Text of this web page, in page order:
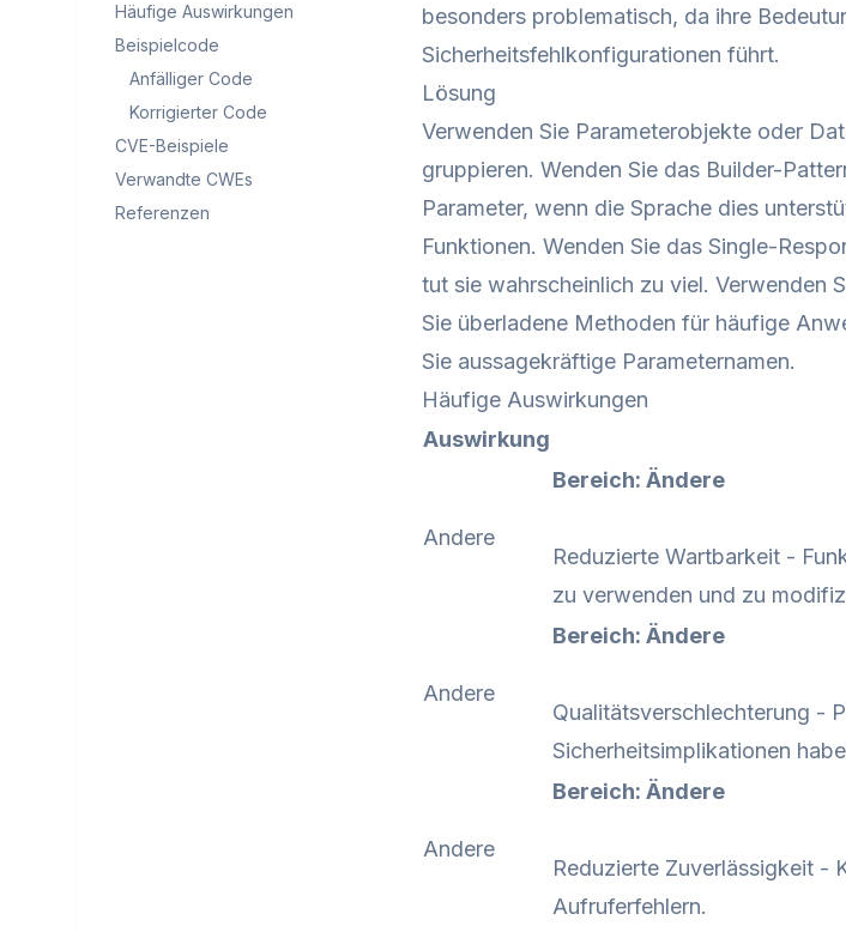
Häufige Auswirkungen
Beispielcode
Anfälliger Code
Korrigierter Code
CVE-Beispiele
Verwandte CWEs
Referenzen
besonders problematisch, da ihre
Sicherheitsfehlkonfigurationen führt.
Lösung
Verwenden Sie Parameterobjekte oder
gruppieren. Wenden Sie das Builder-
Parameter, wenn die Sprache dies
Funktionen. Wenden Sie das Single-
tut sie wahrscheinlich zu viel. Verwenden
Sie überladene Methoden für häufige
Sie aussagekräftige Parameternamen.
Häufige Auswirkungen
Auswirkung
Andere
Bereich: Ändere
Reduzierte Wartbarkeit -
zu verwenden und zu
Andere
Bereich: Ändere
Qualitätsverschlechterung -
Sicherheitsimplikationen
Andere
Bereich: Ändere
Reduzierte Zuverlässigkeit -
Aufruferfehlern.